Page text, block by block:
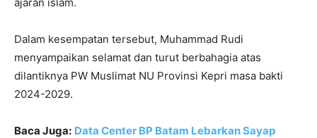
Dalam kesempatan tersebut, Muhammad Rudi
menyampaikan selamat dan turut berbahagia atas
dilantiknya PW Muslimat NU Provinsi Kepri masa bakti
2024-2029.
Baca Juga: Data Center BP Batam Lebarkan Sayap